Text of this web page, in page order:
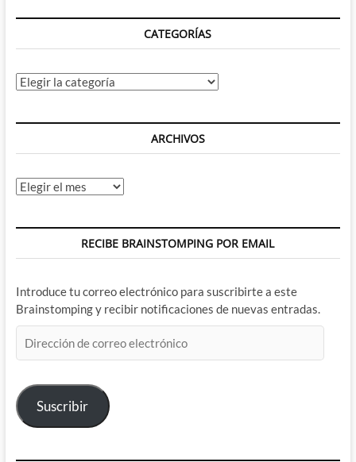
CATEGORÍAS
Categorías
ARCHIVOS
Archivos
RECIBE BRAINSTOMPING POR EMAIL
Introduce tu correo electrónico para suscribirte a este
Brainstomping y recibir notificaciones de nuevas entradas.
de
electrónico
Suscribir